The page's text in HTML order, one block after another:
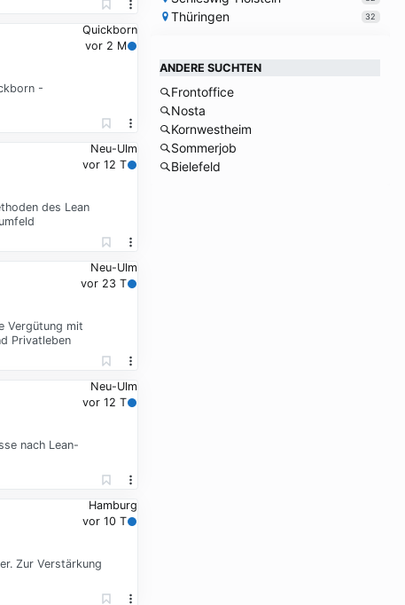
Quickborn
vor 2 M
-
Neu-Ulm
vor 12 T
des Lean
Neu-Ulm
vor 23 T
Vergütung mit
Privatleben
Neu-Ulm
vor 12 T
nach Lean-
Hamburg
vor 10 T
Zur Verstärkung
Thüringen 32
ANDERE SUCHTEN
Frontoffice
Nosta
Kornwestheim
Sommerjob
Bielefeld